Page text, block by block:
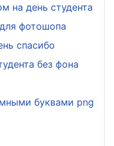
на день студента
фотошопа
спасибо
без фона
буквами png